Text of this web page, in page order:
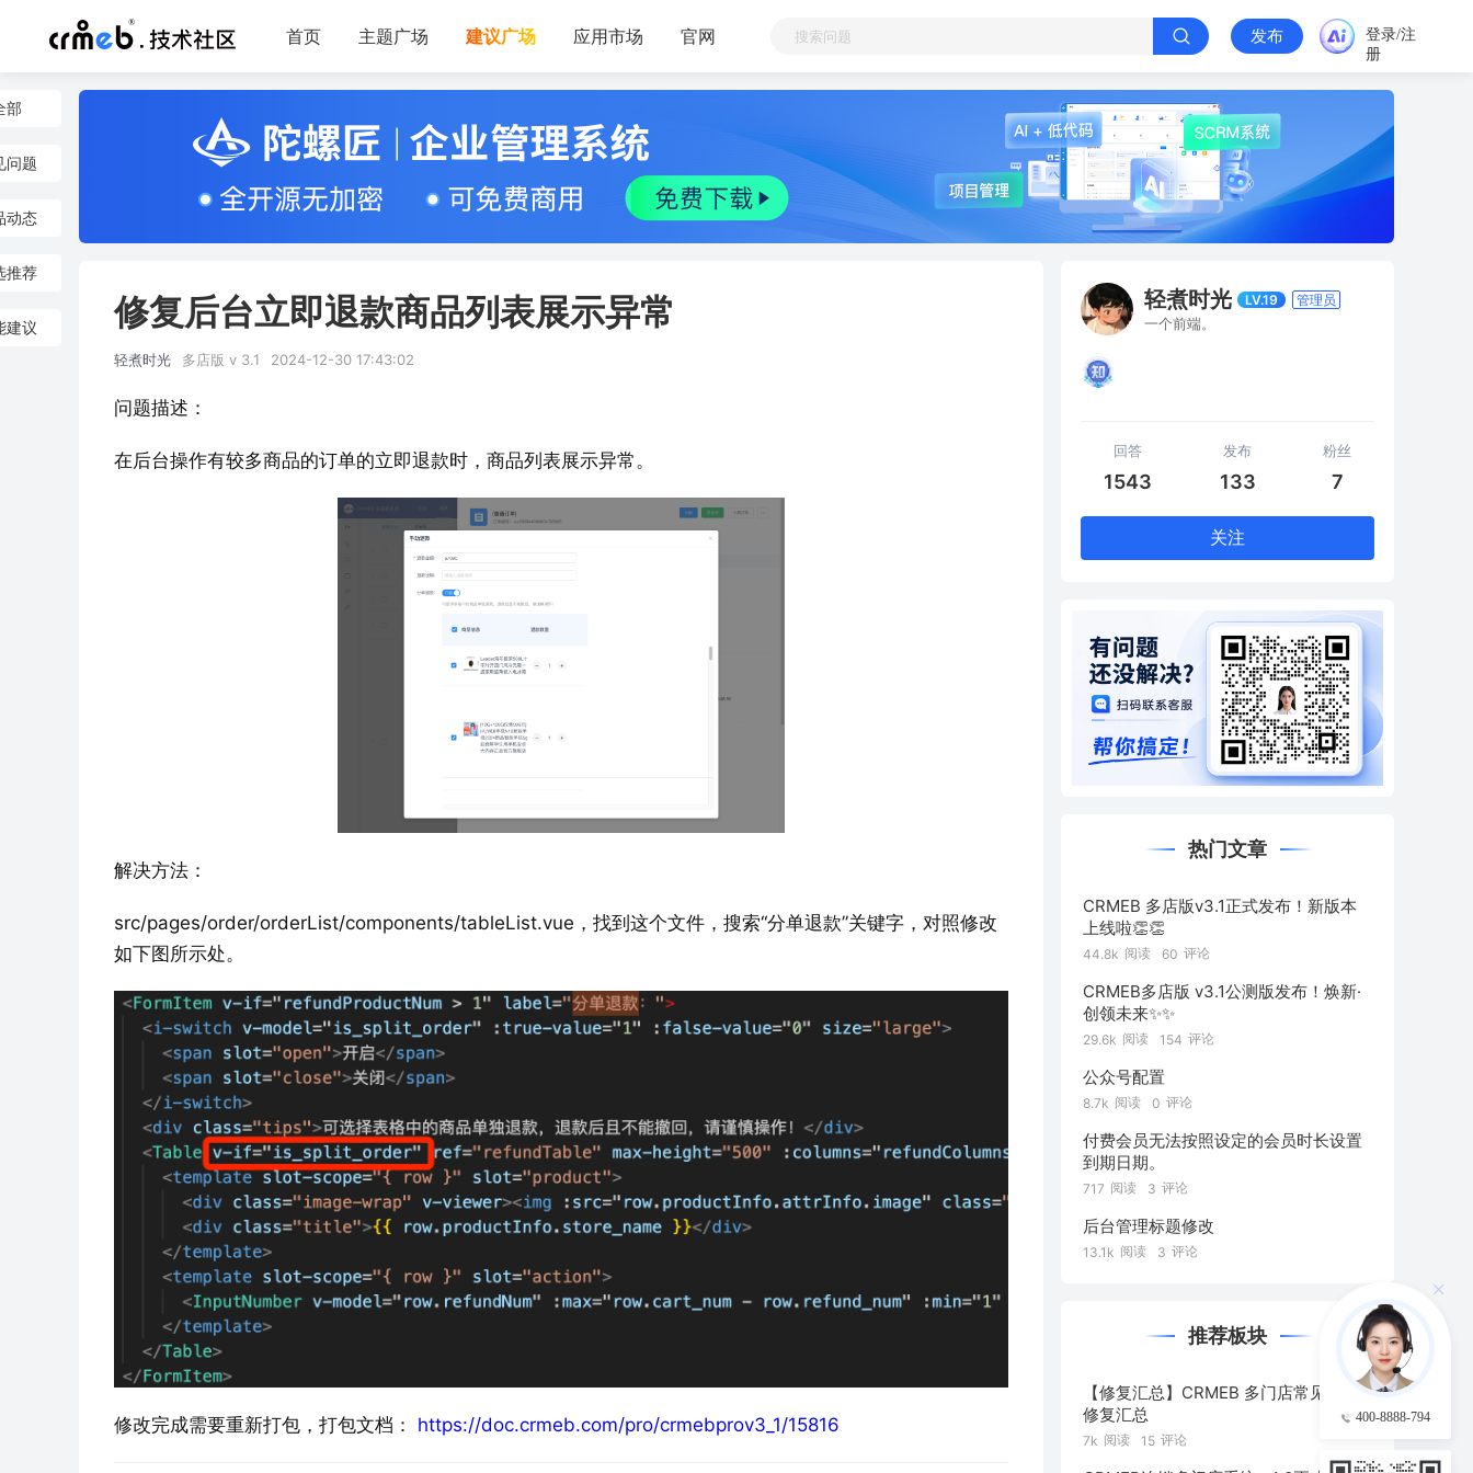
首页 主题广场 建议广场 应用市场 官网 发布
登录/注
册
部
问题
动态
推荐
建议 修复后台立即退款商品列表展示异常
轻煮时光 多店版 v 3.1 2024-12-30 17:43:02
问题描述：
在后台操作有较多商品的订单的立即退款时，商品列表展示异常。
解决方法：
src/pages/order/orderList/components/tableList.vue，找到这个文件，搜索“分单退款”关键字，对照修改
如下图所示处。
修改完成需要重新打包，打包文档： https://doc.crmeb.com/pro/crmebprov3_1/15816
轻煮时光 LV.19 管理员
一个前端。
回答
1543
发布
133
粉丝
7
关注
热门文章
CRMEB 多店版v3.1正式发布！新版本
上线啦👏👏
44.8k 阅读 60 评论
CRMEB多店版 v3.1公测版发布！焕新·
创领未来✨️✨️
29.6k 阅读 154 评论
公众号配置
8.7k 阅读 0 评论
付费会员无法按照设定的会员时长设置
到期日期。
717 阅读 3 评论
后台管理标题修改
13.1k 阅读 3 评论
推荐板块
【修复汇总】CRMEB 多门店常见问题
修复汇总
7k 阅读 15 评论
400-8888-794